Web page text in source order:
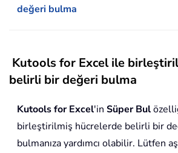
değeri bulma
Kutools for Excel ile
belirli bir değeri bulma
Kutools for Excel'in Süper Bul
birleştirilmiş hücrelerde belirli bir
bulmanıza yardımcı olabilir. Lütfen